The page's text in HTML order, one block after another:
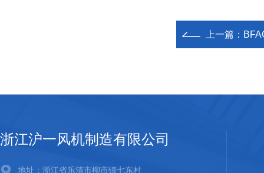
上一篇：
浙江沪一风机制造有限公司
地址：浙江省乐清市柳市镇七东村